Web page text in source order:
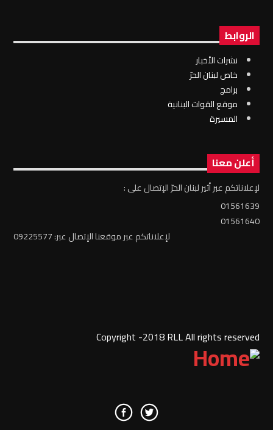
الروابط
نشرات الأخبار
خاص لبنان الحرّ
برامج
موقع القوات البنانية
المسيرة
أعلن معنا
لإعلاناتكم عبر أثير لبنان الحرّ الإتصال على :
01561639
01561640
لإعلاناتكم عبر موقعنا الإتصال عبر: 09225577
Copyright -2018 RLL All rights reserved